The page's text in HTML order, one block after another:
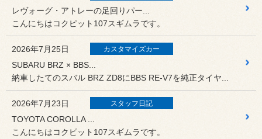
レヴォーグ・アトレーの足回りパー...
こんにちはコクピット107スギムラです。
2026年7月25日 カスタマイズカー
SUBARU BRZ × BBS...
納車したてのスバル BRZ ZD8にBBS RE-V7を純正タイヤ...
2026年7月23日 スタッフ日記
TOYOTA COROLLA ...
こんにちはコクピット107スギムラです。